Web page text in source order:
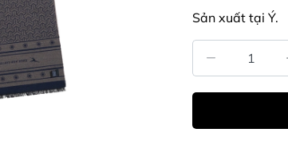
Sản xuất tại Ý.